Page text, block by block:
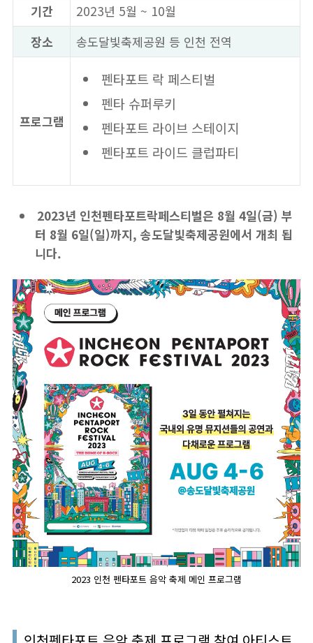
기간
2023년 5월 ~ 10월
장소
송도달빛축제공원 등 인천 전역
프로그램
펜타포트 락 페스티벌
펜타 슈퍼루키
펜타포트 라이브 스테이지
펜타포트 라이드 클럽파티
2023년 인천펜타포트락페스티벌은 8월 4일(금) 부
터 8월 6일(일)까지, 송도달빛축제공원에서 개최 됩
니다.
2023 인천 펜타포트 음악 축제 메인 프로그램